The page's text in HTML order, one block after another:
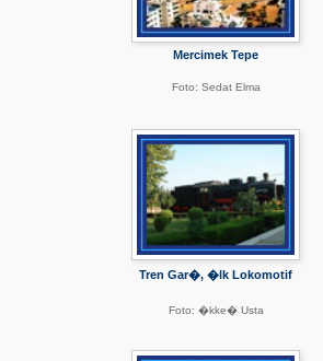
Mercimek Tepe
Foto: Sedat Elma
Tren Gar�, �lk Lokomotif
Foto: �kke� Usta